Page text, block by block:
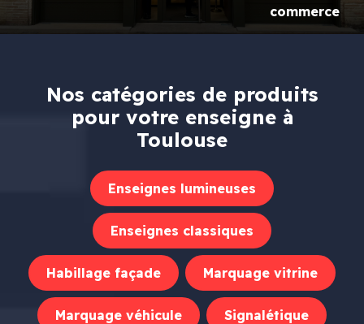
commerce
Nos catégories de produits
pour votre enseigne à
Toulouse
Enseignes lumineuses
Enseignes classiques
Habillage façade Marquage vitrine
Marquage véhicule Signalétique